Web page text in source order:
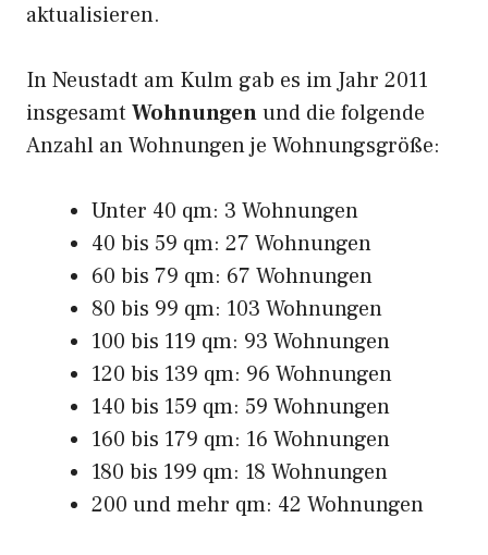
aktualisieren.
In Neustadt am Kulm gab es im Jahr 2011
insgesamt Wohnungenund die folgende
Anzahl an Wohnungen je Wohnungsgröße:
Unter 40 qm: 3 Wohnungen
40 bis 59 qm: 27 Wohnungen
60 bis 79 qm: 67 Wohnungen
80 bis 99 qm: 103 Wohnungen
100 bis 119 qm: 93 Wohnungen
120 bis 139 qm: 96 Wohnungen
140 bis 159 qm: 59 Wohnungen
160 bis 179 qm: 16 Wohnungen
180 bis 199 qm: 18 Wohnungen
200 und mehr qm: 42 Wohnungen